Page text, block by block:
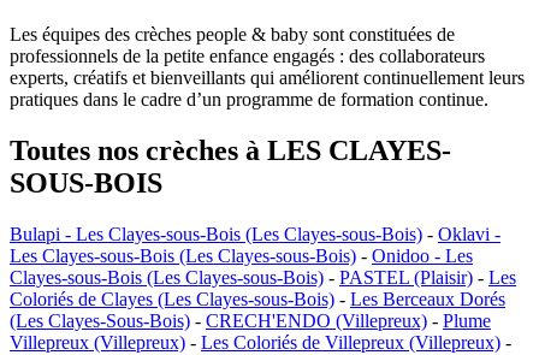
Les équipes des crèches people & baby sont constituées de
professionnels de la petite enfance engagés : des collaborateurs
experts, créatifs et bienveillants qui améliorent continuellement leurs
pratiques dans le cadre d’un programme de formation continue.
Toutes nos crèches à LES CLAYES-
SOUS-BOIS
Bulapi - Les Clayes-sous-Bois (Les Clayes-sous-Bois) - Oklavi -
Les Clayes-sous-Bois (Les Clayes-sous-Bois) - Onidoo - Les
Clayes-sous-Bois (Les Clayes-sous-Bois) - PASTEL (Plaisir) - Les
Coloriés de Clayes (Les Clayes-sous-Bois) - Les Berceaux Dorés
(Les Clayes-Sous-Bois) - CRECH'ENDO (Villepreux) - Plume
Villepreux (Villepreux) - Les Coloriés de Villepreux (Villepreux) -